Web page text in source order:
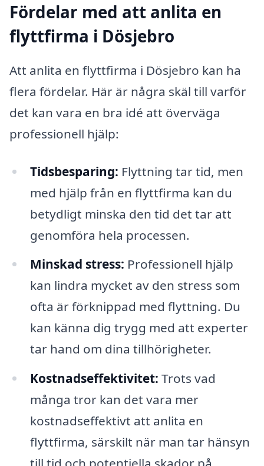
Fördelar med att anlita en
flyttfirma i Dösjebro
Att anlita en flyttfirma i Dösjebro kan ha
flera fördelar. Här är några skäl till varför
det kan vara en bra idé att överväga
professionell hjälp:
Tidsbesparing: Flyttning tar tid, men
med hjälp från en flyttfirma kan du
betydligt minska den tid det tar att
genomföra hela processen.
Minskad stress: Professionell hjälp
kan lindra mycket av den stress som
ofta är förknippad med flyttning. Du
kan känna dig trygg med att experter
tar hand om dina tillhörigheter.
Kostnadseffektivitet: Trots vad
många tror kan det vara mer
kostnadseffektivt att anlita en
flyttfirma, särskilt när man tar hänsyn